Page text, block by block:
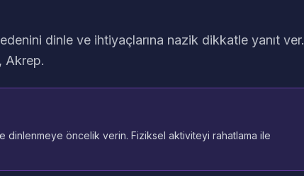
dinle ve ihtiyaçlarına nazik dikkatle yanıt ver.
Akrep.
öncelik verin. Fiziksel aktiviteyi rahatlama ile